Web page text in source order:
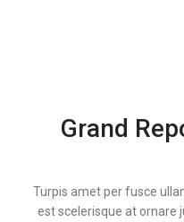
Grand
Turpis amet per fusce
est scelerisque at ornare